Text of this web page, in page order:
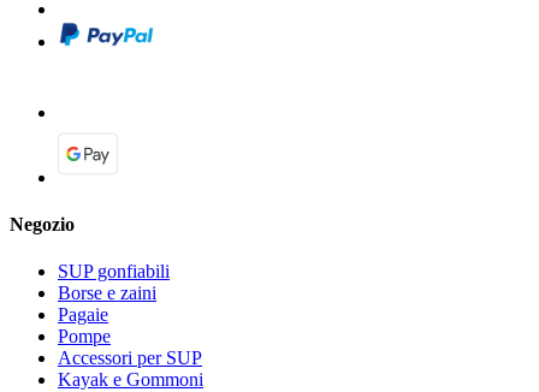
Negozio
SUP gonfiabili
Borse e zaini
Pagaie
Pompe
Accessori per SUP
Kayak e Gommoni